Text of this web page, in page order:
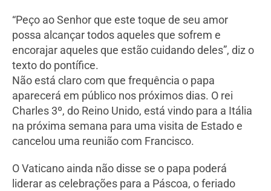
“Peço ao Senhor que este toque de seu amor
possa alcançar todos aqueles que sofrem e
encorajar aqueles que estão cuidando deles”, diz o
texto do pontífice.
Não está claro com que frequência o papa
aparecerá em público nos próximos dias. O rei
Charles 3º, do Reino Unido, está vindo para a Itália
na próxima semana para uma visita de Estado e
cancelou uma reunião com Francisco.
O Vaticano ainda não disse se o papa poderá
liderar as celebrações para a Páscoa, o feriado